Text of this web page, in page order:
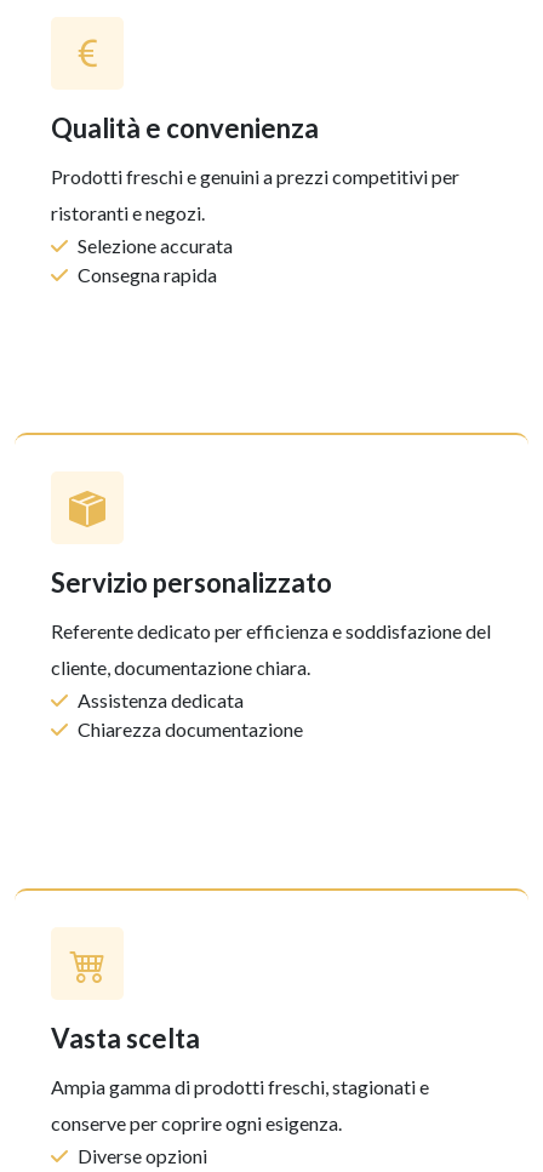
qualità e convenienza
Prodotti freschi e genuini a prezzi competitivi per
ristoranti e negozi.
Selezione accurata
Consegna rapida
servizio personalizzato
Referente dedicato per efficienza e soddisfazione del
cliente, documentazione chiara.
Assistenza dedicata
Chiarezza documentazione
vasta scelta
Ampia gamma di prodotti freschi, stagionati e
conserve per coprire ogni esigenza.
Diverse opzioni